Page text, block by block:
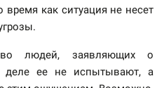
время как ситуация не несет
людей, заявляющих о
деле ее не испытывают, а